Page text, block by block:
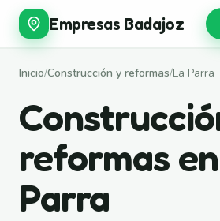
Empresas Badajoz
Inicio/Construcción y reformas/La Parra
reformas
Parra